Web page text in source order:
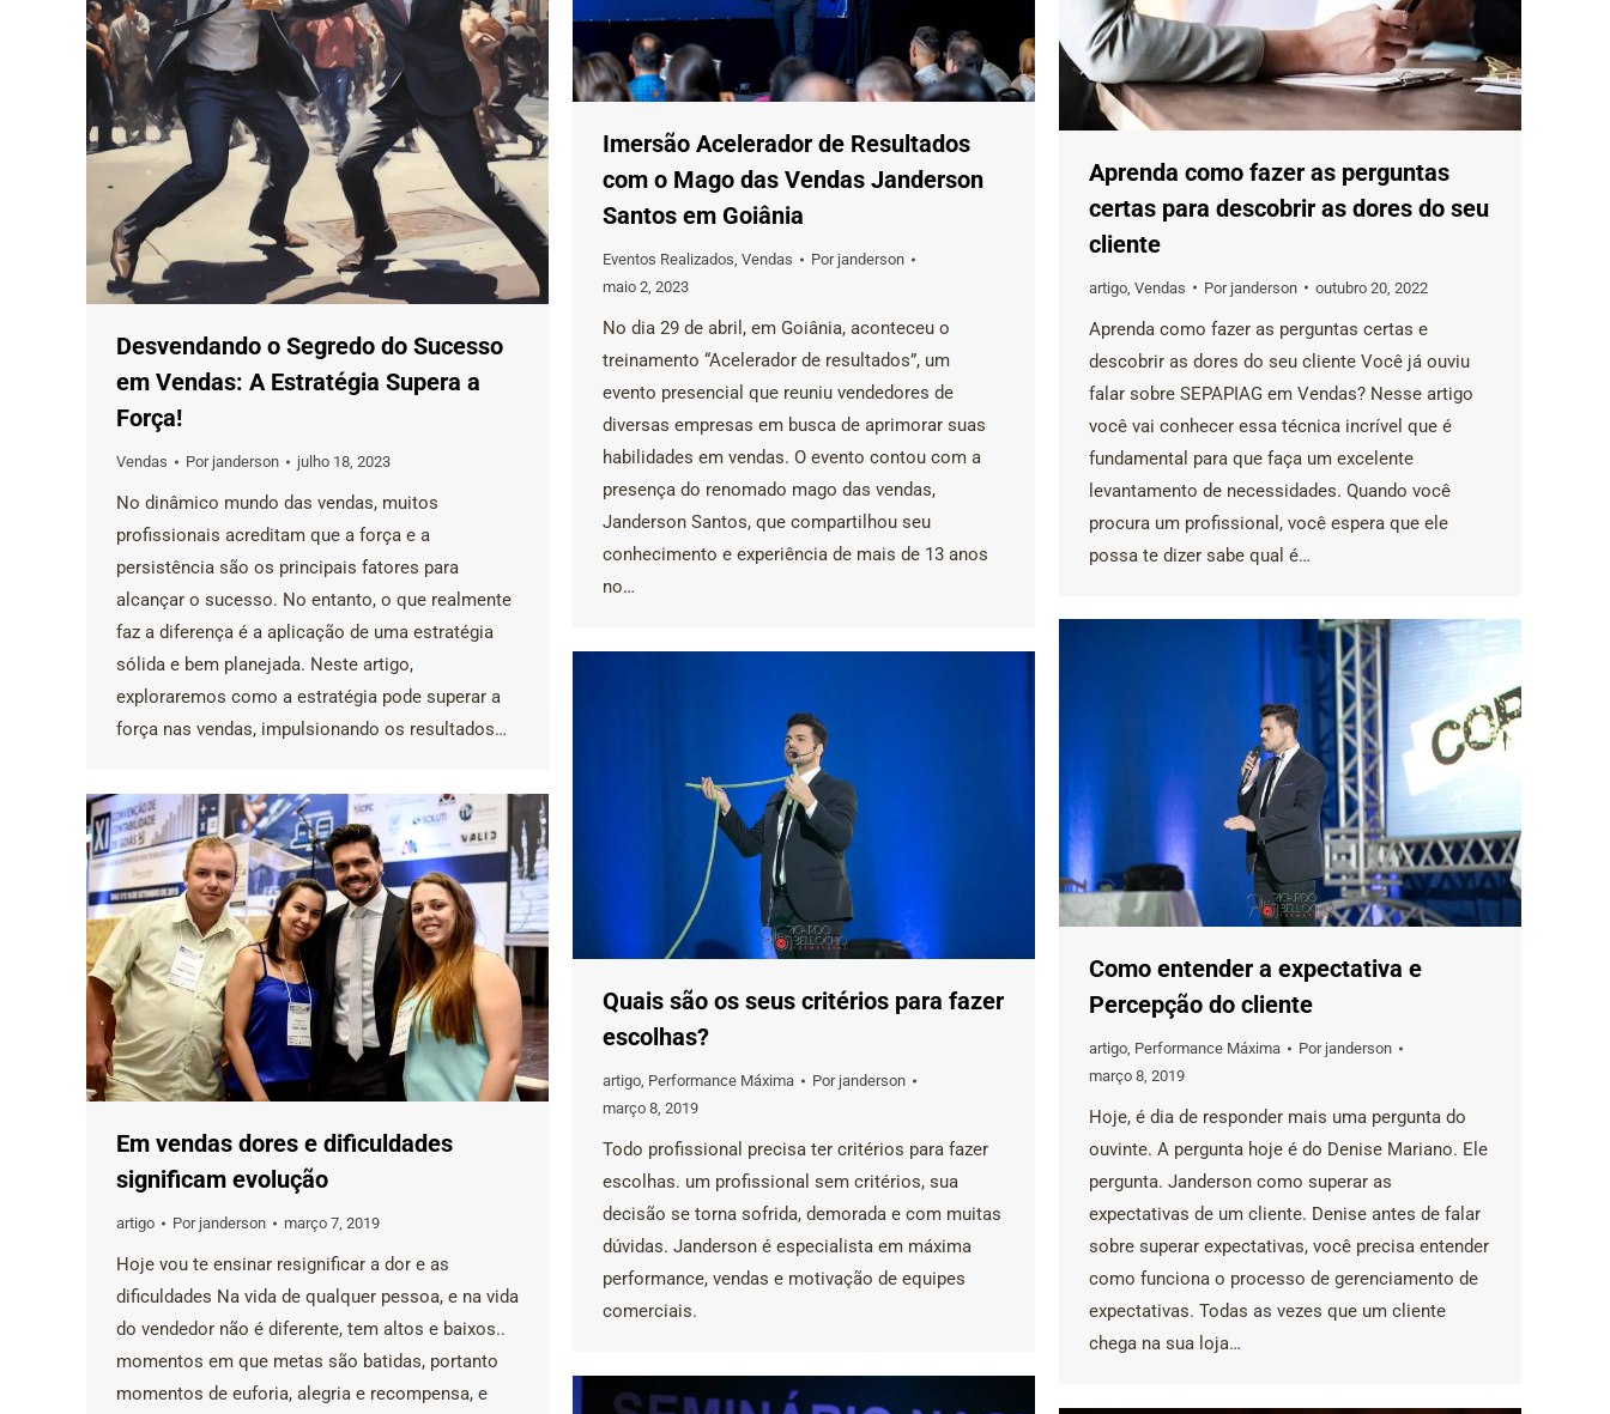
Desvendando o Segredo do Sucesso
em Vendas: A Estratégia Supera a
Força!
Vendas Por janderson julho 18, 2023
No dinâmico mundo das vendas, muitos
profissionais acreditam que a força e a
persistência são os principais fatores para
alcançar o sucesso. No entanto, o que realmente
faz a diferença é a aplicação de uma estratégia
sólida e bem planejada. Neste artigo,
exploraremos como a estratégia pode superar a
força nas vendas, impulsionando os resultados…
Imersão Acelerador de Resultados
com o Mago das Vendas Janderson
Santos em Goiânia
Eventos Realizados, Vendas Por janderson
maio 2, 2023
No dia 29 de abril, em Goiânia, aconteceu o
treinamento “Acelerador de resultados”, um
evento presencial que reuniu vendedores de
diversas empresas em busca de aprimorar suas
habilidades em vendas. O evento contou com a
presença do renomado mago das vendas,
Janderson Santos, que compartilhou seu
conhecimento e experiência de mais de 13 anos
no…
Aprenda como fazer as perguntas
certas para descobrir as dores do seu
cliente
artigo Vendas Por janderson outubro 20, 2022
Aprenda como fazer as perguntas certas e
descobrir as dores do seu cliente Você já ouviu
falar sobre SEPAPIAG em Vendas? Nesse artigo
você vai conhecer essa técnica incrível que é
fundamental para que faça um excelente
levantamento de necessidades. Quando você
procura um profissional, você espera que ele
possa te dizer sabe qual é…
Como entender a expectativa e
Percepção do cliente
artigo, Performance Máxima Por janderson
março 8, 2019
Hoje, é dia de responder mais uma pergunta do
ouvinte. A pergunta hoje é do Denise Mariano. Ele
pergunta. Janderson como superar as
expectativas de um cliente. Denise antes de falar
sobre superar expectativas, você precisa entender
como funciona o processo de gerenciamento de
expectativas. Todas as vezes que um cliente
chega na sua loja…
Quais são os seus critérios para fazer
escolhas?
artigo, Performance Máxima Por janderson
março 8, 2019
Todo profissional precisa ter critérios para fazer
escolhas. um profissional sem critérios, sua
decisão se torna sofrida, demorada e com muitas
dúvidas. Janderson é especialista em máxima
performance, vendas e motivação de equipes
comerciais.
Em vendas dores e dificuldades
significam evolução
artigo Por janderson março 7, 2019
Hoje vou te ensinar resignificar a dor e as
dificuldades Na vida de qualquer pessoa, e na vida
do vendedor não é diferente, tem altos e baixos..
momentos em que metas são batidas, portanto
momentos de euforia, alegria e recompensa, e